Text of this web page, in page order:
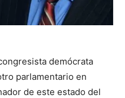
demócrata
parlamentario en
de este estado del